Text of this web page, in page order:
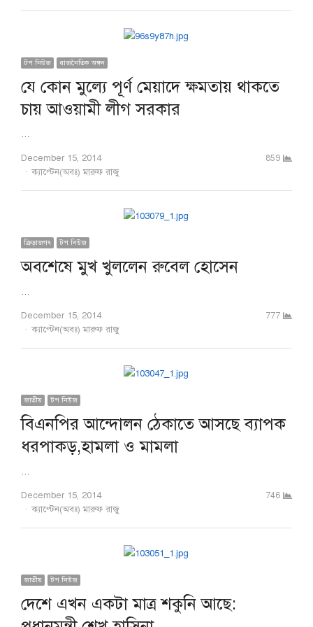
টপ নিউজ রাজনৈতিক অঙ্গন
যে কোন মুল্যে পূর্ণ মেয়াদে ক্ষমতায় থাকতে
চায় আওয়ামী লীগ সরকার
…
December 15, 2014
Author
ক্যাপ্টেন(অবঃ) মারুফ রাজু
859
ক্রিড়াজগৎ টপ নিউজ
অবশেষে মুখ খুললেন রুবেল হোসেন
…
December 15, 2014
Author
ক্যাপ্টেন(অবঃ) মারুফ রাজু
777
জাতীয় টপ নিউজ
বিএনপির আন্দোলন ঠেকাতে আসছে ব্যাপক
ধরপাকড়,হামলা ও মামলা
…
December 15, 2014
Author
ক্যাপ্টেন(অবঃ) মারুফ রাজু
746
জাতীয় টপ নিউজ
দেশে এখন একটা মাত্র শকুনি আছে: